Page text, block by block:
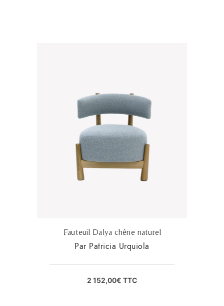
Fauteuil Dalya chêne naturel
Par Patricia Urquiola
2 152,00€ TTC